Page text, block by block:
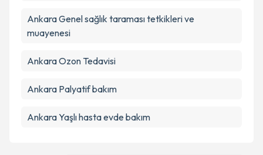
Ankara Genel sağlık taraması tetkikleri ve
muayenesi
Ankara Ozon Tedavisi
Ankara Palyatif bakım
Ankara Yaşlı hasta evde bakım